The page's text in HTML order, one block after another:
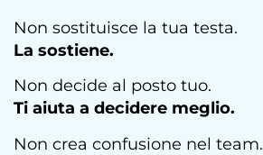
Non sostituisce la tua testa.
La sostiene.
Non decide al posto tuo.
Ti aiuta a decidere meglio.
Non crea confusione nel team.